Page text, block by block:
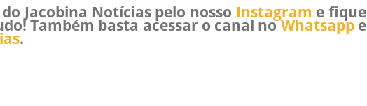
Jacobina Notícias pelo nosso Instagram e fique
Também basta acessar o canal noWhatsappe
.